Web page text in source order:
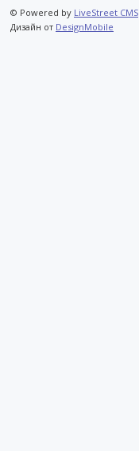
© Powered by LiveStreet CMS
Дизайн от DesignMobile